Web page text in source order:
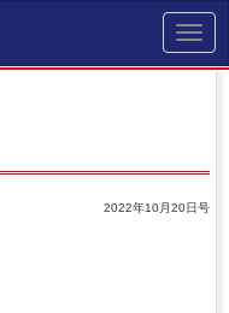
2022年10月20日号